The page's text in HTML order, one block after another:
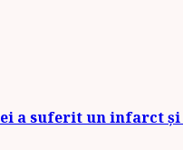
a suferit un infarct